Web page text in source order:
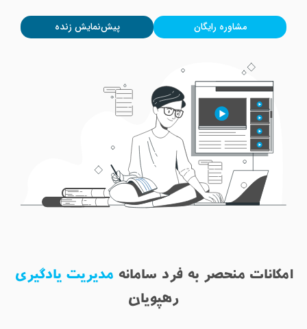
مشاوره رایگان پیش‌نمایش زنده
امکانات منحصر به فرد سامانه مدیریت یادگیری
رهپویان